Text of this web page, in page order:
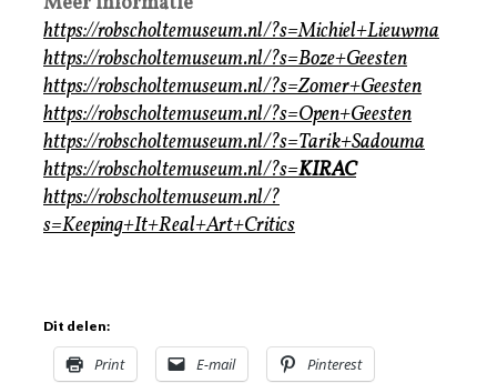
https://robscholtemuseum.nl/?s=Michiel+Lieuwma
https://robscholtemuseum.nl/?s=Boze+Geesten
https://robscholtemuseum.nl/?s=Zomer+Geesten
https://robscholtemuseum.nl/?s=Open+Geesten
https://robscholtemuseum.nl/?s=Tarik+Sadouma
https://robscholtemuseum.nl/?s=KIRAC
https://robscholtemuseum.nl/?
s=Keeping+It+Real+Art+Critics
Dit delen:
Print E-mail Pinterest